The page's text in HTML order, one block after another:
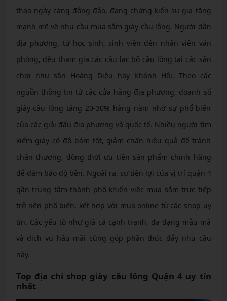
thao ngày càng đông đảo, đang chứng kiến sự gia tăng
mạnh mẽ về nhu cầu mua sắm giày cầu lông. Người dân
địa phương, từ học sinh, sinh viên đến nhân viên văn
phòng, đều tham gia các câu lạc bộ cầu lông tại các sân
chơi như sân Hoàng Diệu hay Khánh Hội. Theo các
nguồn thông tin từ các cửa hàng địa phương, doanh số
giày cầu lông tăng 20-30% hàng năm nhờ sự phổ biến
của các giải đấu địa phương và quốc tế. Nhiều người tìm
kiếm giày có độ bám tốt, giảm chấn hiệu quả để tránh
chấn thương, đồng thời ưu tiên sản phẩm chính hãng
để đảm bảo độ bền. Ngoài ra, sự tiện lợi của vị trí quận 4
gần trung tâm thành phố khiến việc mua sắm trực tiếp
trở nên phổ biến, kết hợp với mua online từ các shop uy
tín. Các yếu tố như giá cả cạnh tranh, đa dạng mẫu mã
và dịch vụ hậu mãi cũng góp phần thúc đẩy nhu cầu
này.
Top địa chỉ shop giày cầu lông Quận 4 uy tín
nhất